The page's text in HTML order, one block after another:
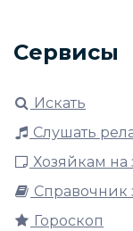
Сервисы
Искать
Слушать
Хозяйкам на
Справочник
Гороскоп